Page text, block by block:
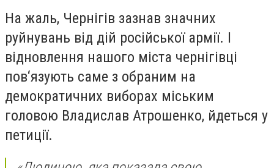
На жаль, Чернігів зазнав значних
руйнувань від дій російської армії. І
відновлення нашого міста чернігівці
пов‘язують саме з обраним на
демократичних виборах міським
головою Владислав Атрошенко, йдеться у
петиції.